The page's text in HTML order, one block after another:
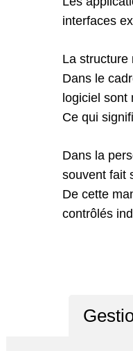
interfaces
La structure
Dans le
logiciel sont
Ce qui
Dans la
souvent fait
De cette
contrôlés